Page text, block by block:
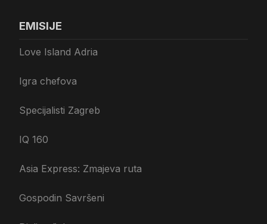
EMISIJE
Love Island Adria
Igra chefova
Specijalisti Zagreb
IQ 160
Asia Express: Zmajeva ruta
Gospodin Savršeni